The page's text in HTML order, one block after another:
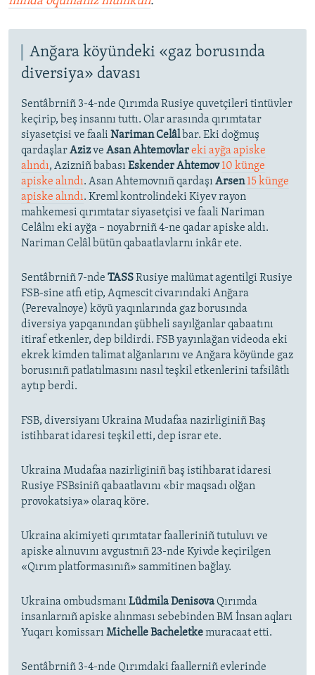
Anğara köyündeki «gaz borusında
diversiya» davası
Sentâbrniñ 3-4-nde Qırımda Rusiye quvetçileri tintüvler
keçirip, beş insannı tuttı. Olar arasında qırımtatar
siyasetçisi ve faali Nariman Celâlbar. Eki doğmuş
qardaşlarAzizve Asan Ahtemovlareki ayğa apiske
alındı, Azizniñ babası Eskender Ahtemov 10 künge
apiske alındı. Asan Ahtemovnıñ qardaşı Arsen15 künge
apiske alındı. Kreml kontrolindeki Kiyev rayon
mahkemesi qırımtatar siyasetçisi ve faali Nariman
Celâlnı eki ayğa – noyabrniñ 4-ne qadar apiske aldı.
Nariman Celâl bütün qabaatlavlarnı inkâr ete.
Sentâbrniñ 7-nde TASSRusiye malümat agentilgi Rusiye
FSB-sine atfı etip, Aqmescit civarındaki Anğara
(Perevalnoye) köyü yaqınlarında gaz borusında
diversiya yapqanından şübheli sayılğanlar qabaatını
itiraf etkenler, dep bildirdi. FSB yayınlağan videoda eki
ekrek kimden talimat alğanlarını ve Anğara köyünde gaz
borusınıñ patlatılmasını nasıl teşkil etkenlerini tafsilâtlı
aytıp berdi.
FSB, diversiyanı Ukraina Mudafaa nazirliginiñ Baş
istihbarat idaresi teşkil etti, dep israr ete.
Ukraina Mudafaa nazirliginiñ baş istihbarat idaresi
Rusiye FSBsiniñ qabaatlavını «bir maqsadı olğan
provokatsiya» olaraq köre.
Ukraina akimiyeti qırımtatar faalleriniñ tutuluvı ve
apiske alınuvını avgustnıñ 23-nde Kyivde keçirilgen
«Qırım platformasınıñ» sammitinen bağlay.
Ukraina ombudsmanı Lüdmila DenisovaQırımda
insanlarnıñ apiske alınması sebebinden BM İnsan aqları
Yuqarı komissarı Michelle Bacheletkemuracaat etti.
Sentâbrniñ 3-4-nde Qırımdaki faallerniñ evlerinde